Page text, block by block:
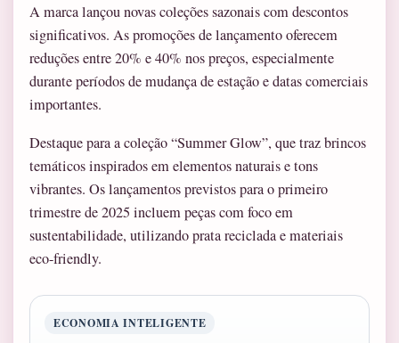
A marca lançou novas coleções sazonais com descontos
significativos. As promoções de lançamento oferecem
reduções entre 20% e 40% nos preços, especialmente
durante períodos de mudança de estação e datas comerciais
importantes.
Destaque para a coleção “Summer Glow”, que traz brincos
temáticos inspirados em elementos naturais e tons
vibrantes. Os lançamentos previstos para o primeiro
trimestre de 2025 incluem peças com foco em
sustentabilidade, utilizando prata reciclada e materiais
eco-friendly.
ECONOMIA INTELIGENTE